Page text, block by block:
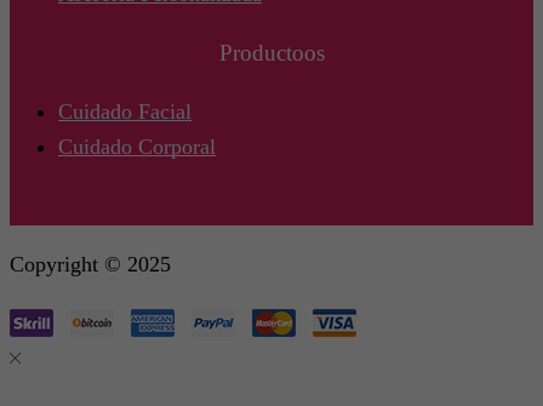
Productoos
Cuidado Facial
Cuidado Corporal
Copyright © 2025